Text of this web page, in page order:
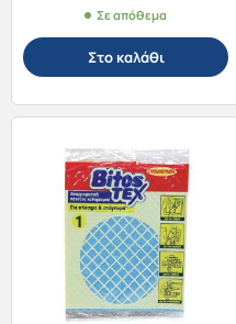
Σε απόθεμα
Στο καλάθι